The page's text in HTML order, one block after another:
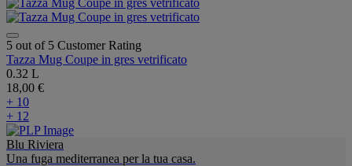
5 out of 5 Customer Rating
Tazza Mug Coupe in gres vetrificato
0.32 L
18,00 €
+ 10
+ 12
Blu Riviera
Una fuga mediterranea per la tua casa.